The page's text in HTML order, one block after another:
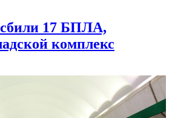
17 БПЛА,
комплекс